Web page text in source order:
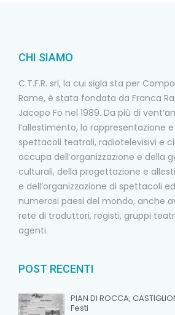
CHI SIAMO
C.T.F.R. srl, la cui sigla sta per
Rame, è stata fondata da Franca
Jacopo Fo nel 1989. Da più di
l’allestimento, la rappresentazione
spettacoli teatrali, radiotelevisivi e
occupa dell’organizzazione e della
culturali, della progettazione e
e dell’organizzazione di spettacoli
numerosi paesi del mondo, anche
rete di traduttori, registi, gruppi
agenti.
POST RECENTI
PIAN DI ROCCA,
Festi